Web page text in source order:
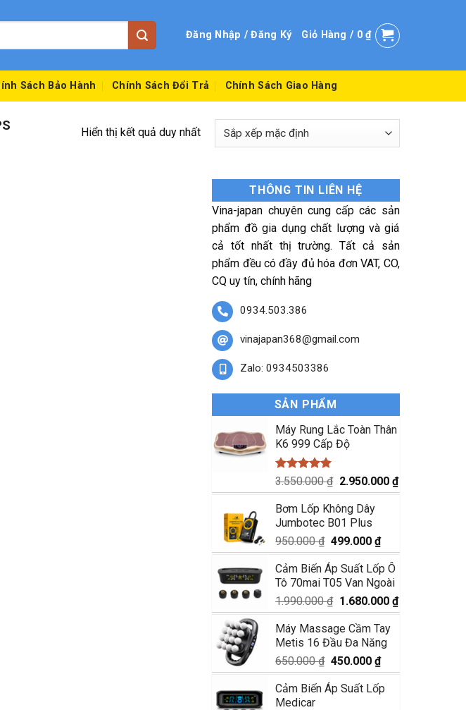
Đăng Nhập / Đăng Ký Giỏ Hàng / 0₫
Sách Bảo Hành Chính Sách Đổi Trả Chính Sách Giao Hàng
Hiển thị kết quả duy nhất
THÔNG TIN LIÊN HỆ
Vina-japan chuyên cung cấp các sản
phẩm đồ gia dụng chất lượng và giá
cả tốt nhất thị trường. Tất cả sản
phẩm đều có đầy đủ hóa đơn VAT, CO,
CQ uy tín, chính hãng
0934.503.386
vinajapan368@gmail.com
Zalo: 0934503386
SẢN PHẨM
Máy Rung Lắc Toàn Thân
K6 999 Cấp Độ
Được xếp
hạng5.00
5 sao
3.550.000₫ Giá
gốc
là:
3.550.000 ₫.
2.950.000₫Giá
hiện
Bơm Lốp Không Dây
Jumbotec B01 Plus
950.000₫ Giá
gốc
là:
950.000 ₫.
499.000₫Giá
hiện
tại
là:
499.000 ₫.
Cảm Biến Áp Suất Lốp Ô
Tô 70mai T05 Van Ngoài
1.990.000₫ Giá
gốc
là:
1.990.000 ₫.
1.680.000₫Giá
hiện
Máy Massage Cầm Tay
Metis 16 Đầu Đa Năng
650.000₫ Giá
gốc
là:
450.000₫Giá
hiện
tại
Cảm Biến Áp Suất Lốp
Medicar